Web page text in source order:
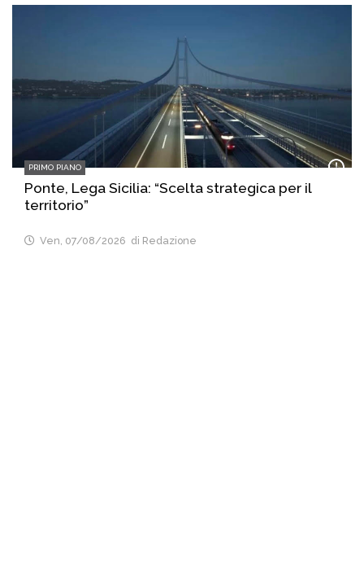
PRIMO PIANO
Ponte, Lega Sicilia: “Scelta strategica per il
territorio”
Ven, 07/08/2026 di Redazione